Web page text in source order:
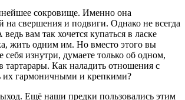
сокровище. Именно она
на свершения и подвиги. Однако не всегда
вам так хочется купаться в ласке
жить одним им. Но вместо этого вы
себя изнутри, думаете только об одном,
тартарары. Как наладить отношения с
их гармоничными и крепкими?
Ещё наши предки пользовались этим